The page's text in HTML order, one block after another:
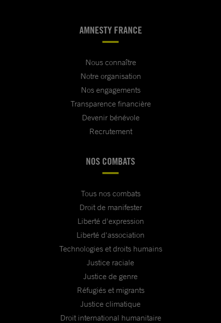
AMNESTY FRANCE
Nous connaître
Notre organisation
Nos engagements
Transparence financière
Devenir bénévole
Recrutement
NOS COMBATS
Tous nos combats
Droit de manifester
Liberté d'expression
Liberté d'association
Technologies et droits humains
Justice raciale
Justice de genre
Réfugiés et migrants
Justice climatique
Droit international humanitaire